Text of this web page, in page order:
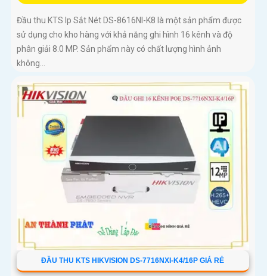
Đầu thu KTS Ip Sắt Nét DS-8616NI-K8 là một sản phẩm được
sử dụng cho kho hàng với khả năng ghi hình 16 kênh và độ
phân giải 8.0 MP. Sản phẩm này có chất lượng hình ảnh
không...
ĐẦU THU KTS HIKVISION DS-7716NXI-K4/16P GIÁ RẺ